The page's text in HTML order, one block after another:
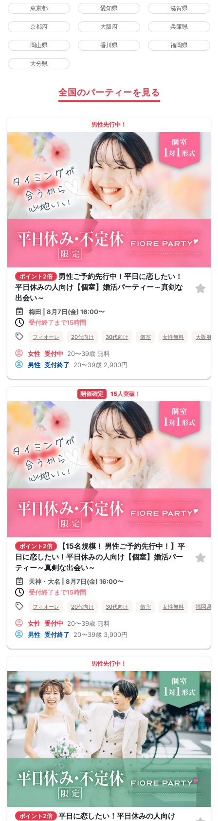
東京都 愛知県 滋賀県
京都府 大阪府 兵庫県
岡山県 香川県 福岡県
大分県
全国のパーティーを見る
男性先行中！
ポイント2倍
男性ご予約先行中！平日に恋したい！
平日休みの人向け【個室】婚活パーティー～真剣な
出会い～
梅田 | 8月7日(金) 16:00〜
受付終了まで15時間
フィオーレ 20代向け 30代向け 個室 女性無料 大阪府
女性 受付中 20〜39歳 無料
男性 受付終了 20〜39歳 2,900円
開催確定 15人突破！
ポイント2倍
【15名規模！ 男性ご予約先行中！】平
日に恋したい！平日休みの人向け【個室】婚活パー
ティー～真剣な出会い～
天神・大名 | 8月7日(金) 16:00〜
受付終了まで15時間
フィオーレ 20代向け 30代向け 個室 女性無料 福岡県
女性 受付中 20〜39歳 無料
男性 受付終了 20〜39歳 3,900円
男性先行中！
ポイント2倍
平日に恋したい！平日休みの人向け